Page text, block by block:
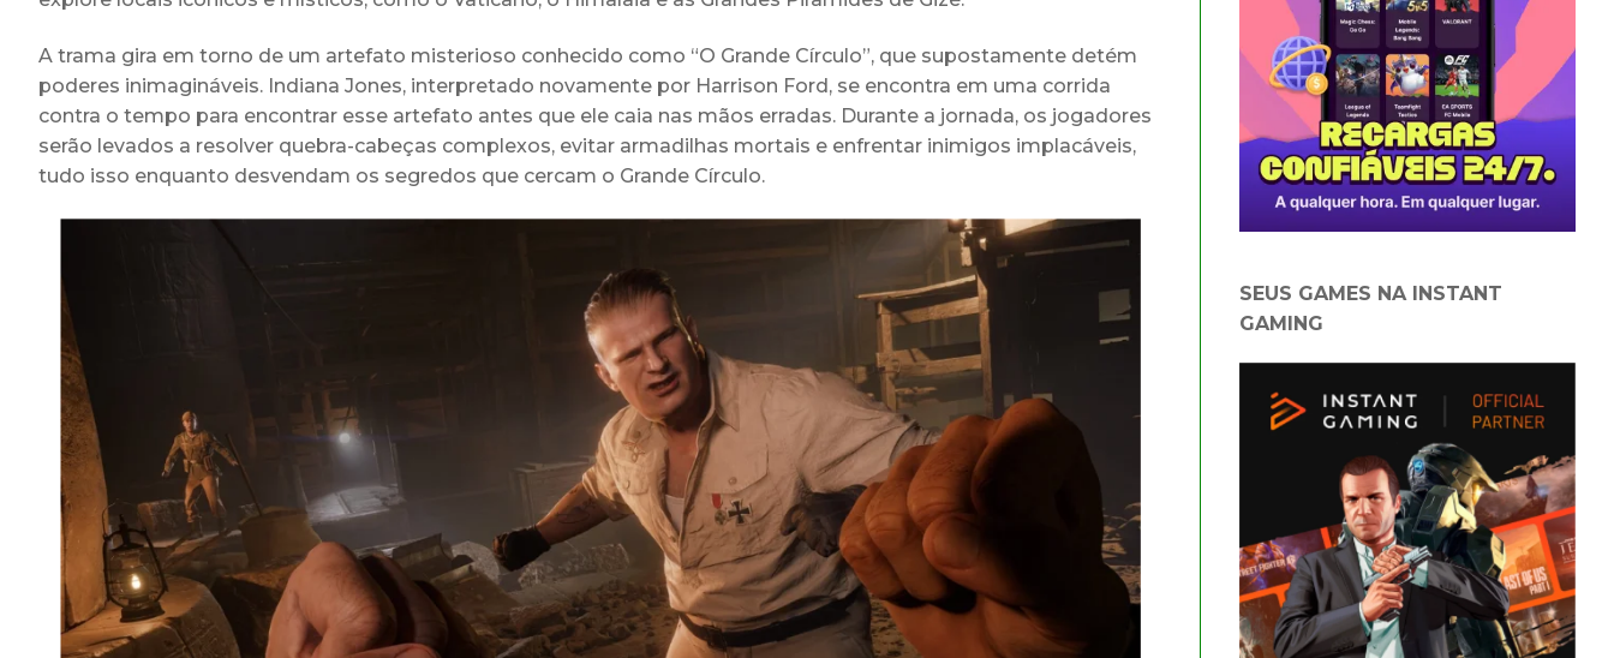
A trama gira em torno de um artefato misterioso conhecido como “O Grande Círculo”, que supostamente detém
poderes inimagináveis. Indiana Jones, interpretado novamente por Harrison Ford, se encontra em uma corrida
contra o tempo para encontrar esse artefato antes que ele caia nas mãos erradas. Durante a jornada, os jogadores
serão levados a resolver quebra-cabeças complexos, evitar armadilhas mortais e enfrentar inimigos implacáveis,
tudo isso enquanto desvendam os segredos que cercam o Grande Círculo.
SEUS GAMES NA INSTANT
GAMING